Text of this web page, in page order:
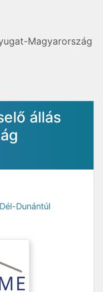
Magyarország
állás
Dél-Dunántúl